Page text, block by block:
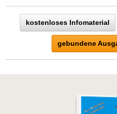
kostenloses Infomaterial
gebundene